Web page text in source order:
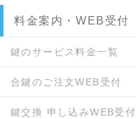
料金案内・WEB受付
鍵のサービス料金一覧
合鍵のご注文WEB受付
鍵交換 申し込みWEB受付